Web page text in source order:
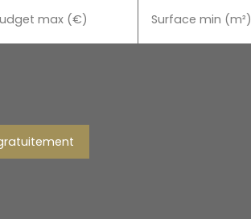
max (€) Surface min (m²)